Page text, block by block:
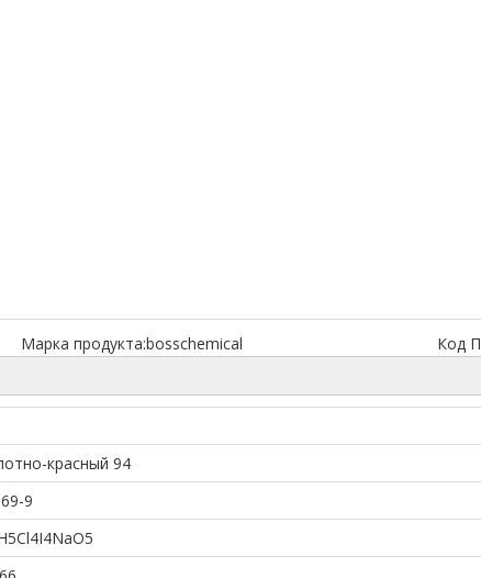
Марка продукта:bosschemical Код
красный 94
9